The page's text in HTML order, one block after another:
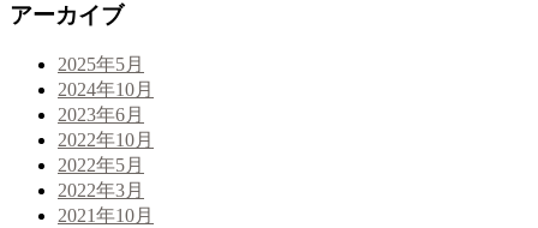
アーカイブ
2025年5月
2024年10月
2023年6月
2022年10月
2022年5月
2022年3月
2021年10月